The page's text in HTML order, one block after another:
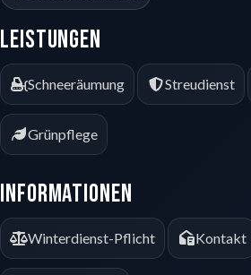
Leistungen
Schneeräumung Streudienst
Grünpflege
Informationen
Winterdienst-Pflicht Kontakt